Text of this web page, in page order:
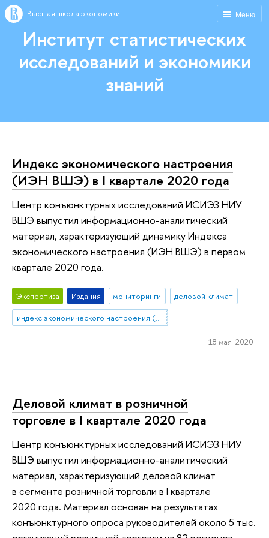
Меню
Высшая школа экономики
Институт статистических
исследований и экономики
знаний
Индекс экономического настроения
(ИЭН ВШЭ) в I квартале 2020 года
Центр конъюнктурных исследований ИСИЭЗ НИУ
ВШЭ выпустил информационно-аналитический
материал, характеризующий динамику Индекса
экономического настроения (ИЭН ВШЭ) в первом
квартале 2020 года.
Экспертиза Издания мониторинги
деловой климат
индекс экономического настроения (ИЭН ВШЭ)
18 мая 2020
Деловой климат в розничной
торговле в I квартале 2020 года
Центр конъюнктурных исследований ИСИЭЗ НИУ
ВШЭ выпустил информационно-аналитический
материал, характеризующий деловой климат
в сегменте розничной торговли в I квартале
2020 года. Материал основан на результатах
конъюнктурного опроса руководителей около 5 тыс.